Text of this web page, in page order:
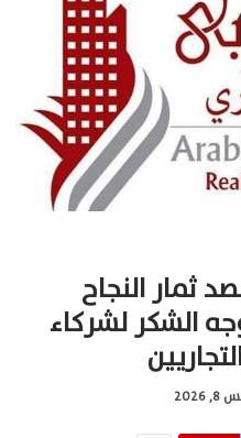
ثمار النجاح
الشكر لشركاء